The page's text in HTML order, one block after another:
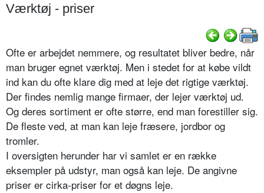
Værktøj - priser
Ofte er arbejdet nemmere, og resultatet bliver bedre, når
man bruger egnet værktøj. Men i stedet for at købe vildt
ind kan du ofte klare dig med at leje det rigtige værktøj.
Der findes nemlig mange firmaer, der lejer værktøj ud.
Og deres sortiment er ofte større, end man forestiller sig.
De fleste ved, at man kan leje fræsere, jordbor og
tromler.
I oversigten herunder har vi samlet er en række
eksempler på udstyr, man også kan leje. De angivne
priser er cirka-priser for et døgns leje.